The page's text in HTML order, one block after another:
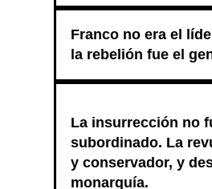
Franco no era el
la rebelión fue el
La insurrección no
subordinado. La
y conservador, y
monarquía.